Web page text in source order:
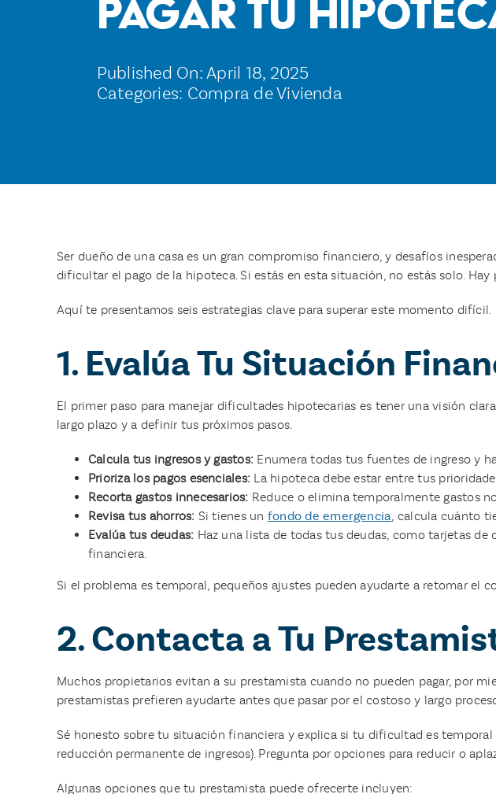
Pagar Tu
Published On: April 18, 2025
Categories: Compra de Vivienda
Ser dueño de una casa es un gran compromiso financiero, y desafíos
dificultar el pago de la hipoteca. Si estás en esta situación, no estás solo.
Aquí te presentamos seis estrategias clave para superar este momento difícil.
1. Evalúa Tu Situación
El primer paso para manejar dificultades hipotecarias es tener una visión
largo plazo y a definir tus próximos pasos.
Calcula tus ingresos y gastos: Enumera todas tus fuentes de ingreso y
Prioriza los pagos esenciales: La hipoteca debe estar entre tus
Recorta gastos innecesarios: Reduce o elimina temporalmente gastos
Revisa tus ahorros: Si tienes un fondo de emergencia , calcula cuánto
Evalúa tus deudas: Haz una lista de todas tus deudas, como tarjetas
financiera.
Si el problema es temporal, pequeños ajustes pueden ayudarte a retomar el
2. Contacta a Tu
Muchos propietarios evitan a su prestamista cuando no pueden pagar, por
prestamistas prefieren ayudarte antes que pasar por el costoso y largo
Sé honesto sobre tu situación financiera y explica si tu dificultad es
reducción permanente de ingresos). Pregunta por opciones para reducir o
Algunas opciones que tu prestamista puede ofrecerte incluyen: